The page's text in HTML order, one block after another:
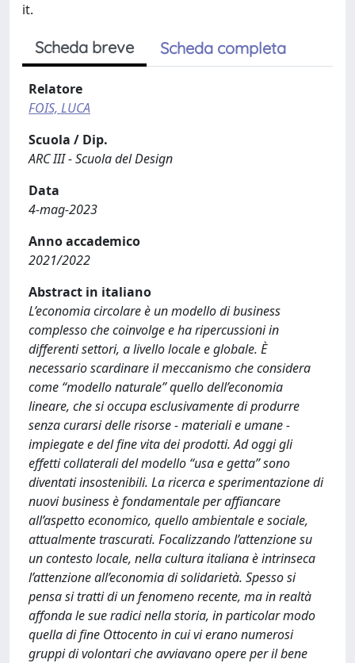
it.
Scheda breve Scheda completa
Relatore
FOIS, LUCA
Scuola / Dip.
ARC III - Scuola del Design
Data
4-mag-2023
Anno accademico
2021/2022
Abstract in italiano
L’economia circolare è un modello di business
complesso che coinvolge e ha ripercussioni in
differenti settori, a livello locale e globale. È
necessario scardinare il meccanismo che considera
come “modello naturale” quello dell’economia
lineare, che si occupa esclusivamente di produrre
senza curarsi delle risorse - materiali e umane -
impiegate e del fine vita dei prodotti. Ad oggi gli
effetti collaterali del modello “usa e getta” sono
diventati insostenibili. La ricerca e sperimentazione di
nuovi business è fondamentale per affiancare
all’aspetto economico, quello ambientale e sociale,
attualmente trascurati. Focalizzando l’attenzione su
un contesto locale, nella cultura italiana è intrinseca
l’attenzione all’economia di solidarietà. Spesso si
pensa si tratti di un fenomeno recente, ma in realtà
affonda le sue radici nella storia, in particolar modo
quella di fine Ottocento in cui vi erano numerosi
gruppi di volontari che avviavano opere per il bene